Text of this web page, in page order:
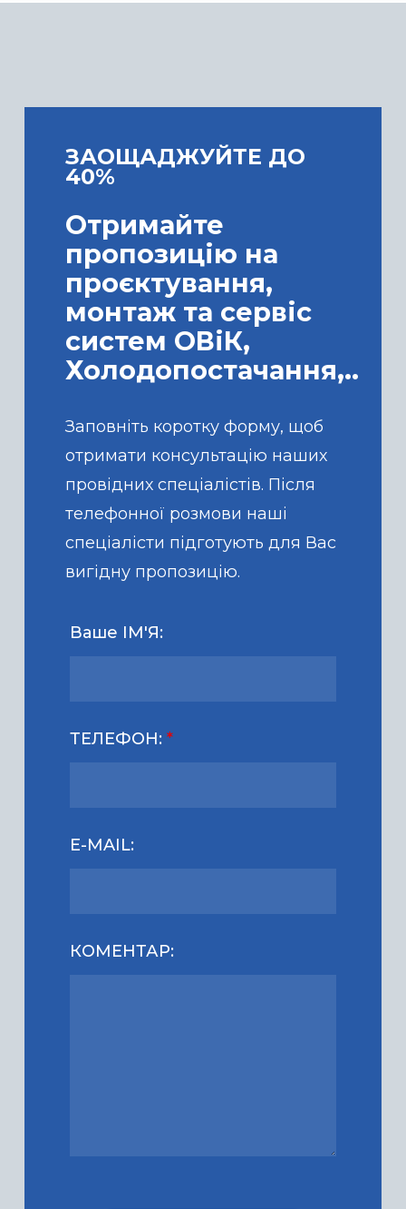
ЗАОЩАДЖУЙТЕ ДО
40%
Отримайте
пропозицію на
проєктування,
монтаж та сервіс
систем ОВіК,
Холодопостачання,..
Заповніть коротку форму, щоб
отримати консультацію наших
провідних спеціалістів. Після
телефонної розмови наші
спеціалісти підготують для Вас
вигідну пропозицію.
Ваше ІМ'Я:
ТЕЛЕФОН: *
E-MAIL:
КОМЕНТАР: